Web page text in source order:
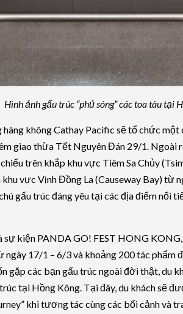
Hình ảnh gấu trúc “phủ sóng” các toa tàu tại
hàng không Cathay Pacific sẽ tổ chức
giao thừa Tết Nguyên Đán 29/1. Ngoài
trên khắp khu vực Tiêm Sa Chủy
vực Vịnh Đồng La (Causeway Bay) từ
gấu trúc đáng yêu tại các địa điểm nổi
sự kiện PANDA GO! FEST HONG
ngày 17/1 – 6/3 và khoảng 200 tác
gặp các bạn gấu trúc ngoài đời thật, du
tại Hồng Kông. Tại đây, du khách sẽ
khi tương tác cùng các bối cảnh và